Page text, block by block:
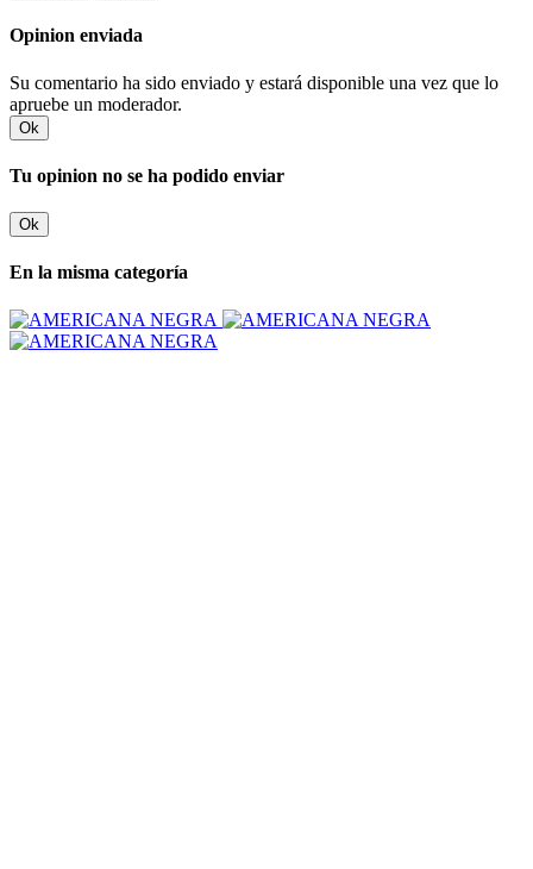
Opinion enviada
Su comentario ha sido enviado y estará disponible una vez que lo
apruebe un moderador.
Ok
Tu opinion no se ha podido enviar
Ok
En la misma categoría